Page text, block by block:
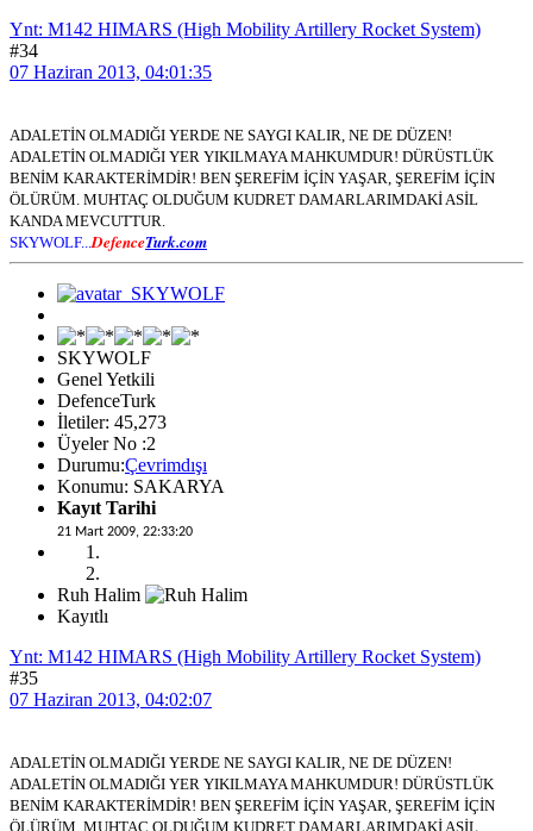
Ynt: M142 HIMARS (High Mobility Artillery Rocket System)
#34
07 Haziran 2013, 04:01:35
ADALETİN OLMADIĞI YERDE NE SAYGI KALIR, NE DE DÜZEN!
ADALETİN OLMADIĞI YER YIKILMAYA MAHKUMDUR! DÜRÜSTLÜK
BENİM KARAKTERİMDİR! BEN ŞEREFİM İÇİN YAŞAR, ŞEREFİM İÇİN
ÖLÜRÜM. MUHTAÇ OLDUĞUM KUDRET DAMARLARIMDAKİ ASİL
KANDA MEVCUTTUR.
SKYWOLF... DefenceTurk.com
SKYWOLF
Genel Yetkili
DefenceTurk
İletiler: 45,273
Üyeler No :2
Durumu:Çevrimdışı
Konumu: SAKARYA
Kayıt Tarihi
21 Mart 2009, 22:33:20
Ruh Halim
Kayıtlı
Ynt: M142 HIMARS (High Mobility Artillery Rocket System)
#35
07 Haziran 2013, 04:02:07
ADALETİN OLMADIĞI YERDE NE SAYGI KALIR, NE DE DÜZEN!
ADALETİN OLMADIĞI YER YIKILMAYA MAHKUMDUR! DÜRÜSTLÜK
BENİM KARAKTERİMDİR! BEN ŞEREFİM İÇİN YAŞAR, ŞEREFİM İÇİN
ÖLÜRÜM. MUHTAÇ OLDUĞUM KUDRET DAMARLARIMDAKİ ASİL